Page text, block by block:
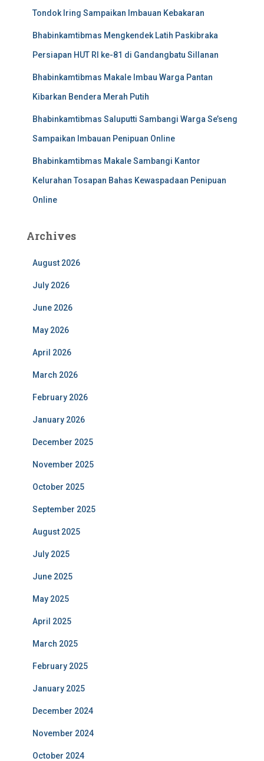
Tondok Iring Sampaikan Imbauan Kebakaran
Bhabinkamtibmas Mengkendek Latih Paskibraka
Persiapan HUT RI ke-81 di Gandangbatu Sillanan
Bhabinkamtibmas Makale Imbau Warga Pantan
Kibarkan Bendera Merah Putih
Bhabinkamtibmas Saluputti Sambangi Warga Se’seng
Sampaikan Imbauan Penipuan Online
Bhabinkamtibmas Makale Sambangi Kantor
Kelurahan Tosapan Bahas Kewaspadaan Penipuan
Online
Archives
August 2026
July 2026
June 2026
May 2026
April 2026
March 2026
February 2026
January 2026
December 2025
November 2025
October 2025
September 2025
August 2025
July 2025
June 2025
May 2025
April 2025
March 2025
February 2025
January 2025
December 2024
November 2024
October 2024